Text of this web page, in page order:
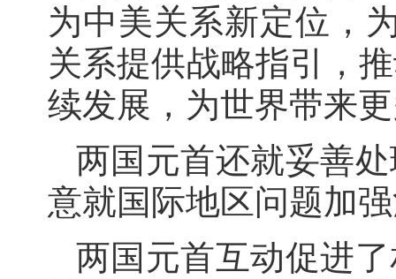
为中美关系新定位，
关系提供战略指引，
续发展，为世界带来
两国元首还就妥善
意就国际地区问题加
两国元首互动促进